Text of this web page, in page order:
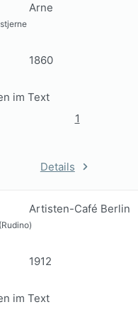
Arne
1860
im Text
1
Details
Artisten-Café Berlin
1912
im Text